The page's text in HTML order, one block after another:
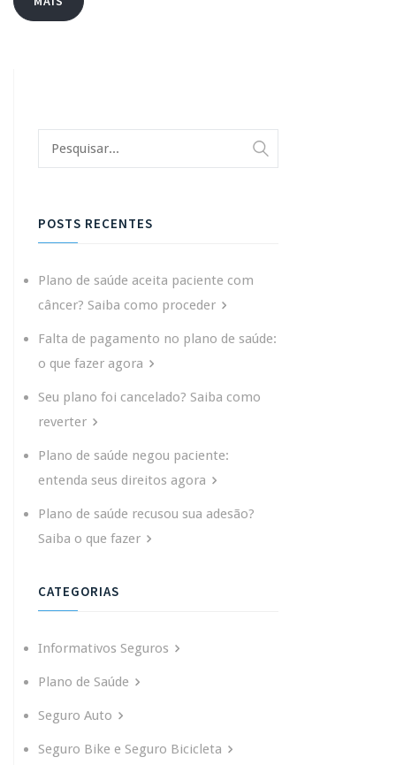
POSTS RECENTES
Plano de saúde aceita paciente com
câncer? Saiba como proceder
Falta de pagamento no plano de saúde:
o que fazer agora
Seu plano foi cancelado? Saiba como
reverter
Plano de saúde negou paciente:
entenda seus direitos agora
Plano de saúde recusou sua adesão?
Saiba o que fazer
CATEGORIAS
Informativos Seguros
Plano de Saúde
Seguro Auto
Seguro Bike e Seguro Bicicleta